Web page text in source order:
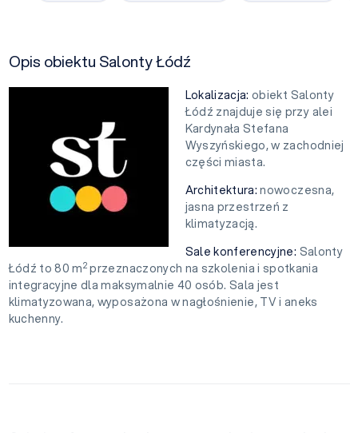
Opis obiektu Salonty Łódź
Lokalizacja:obiekt Salonty
Łódź znajduje się przy alei
Kardynała Stefana
Wyszyńskiego, w zachodniej
części miasta.
Architektura:nowoczesna,
jasna przestrzeń z
klimatyzacją.
Sale konferencyjne: Salonty
Łódź to 80 m2 przeznaczonych na szkolenia i spotkania
integracyjne dla maksymalnie 40 osób. Sala jest
klimatyzowana, wyposażona w nagłośnienie, TV i aneks
kuchenny.